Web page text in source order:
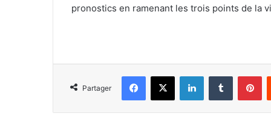
pronostics en ramenant les trois points de la
Partager
Facebook
X LinkedinTumblr